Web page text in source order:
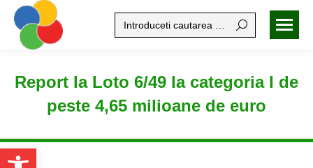
Open toolbar
Search:
Report la Loto 6/49 la categoria I de
peste 4,65 milioane de euro